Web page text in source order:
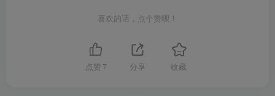
喜欢的话，点个赞呗！
点赞 7 分享 收藏